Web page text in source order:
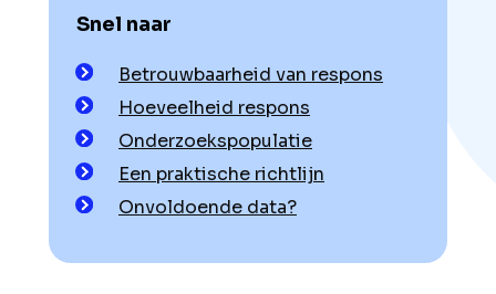
Snel naar
Betrouwbaarheid van respons
Hoeveelheid respons
Onderzoekspopulatie
Een praktische richtlijn
Onvoldoende data?